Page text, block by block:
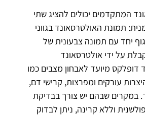
המתקדמים יכולים להציג שתי
תמונת האולטרסאונד בגווני
יחד עם תמונה צבעונית של
על ידי אולטרסאונד
דופלקס מיועד לאבחון מצבים כמו
עורקים ומפרצות, קרישי דם,
במקרים שבהם יש צורך בבדיקת
וללא קרינה, ניתן לבדוק